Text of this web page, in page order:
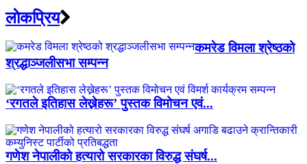
लाेकप्रिय
कमरेड विमला श्रेष्ठको
श्रद्धाञ्जलीसभा सम्पन्न
‘रगतले इतिहास लेख्नेहरू’ पुस्तक विमोचन एवं...
गणेश नेपालीको हत्यारो सरकारका विरुद्ध संघर्ष...